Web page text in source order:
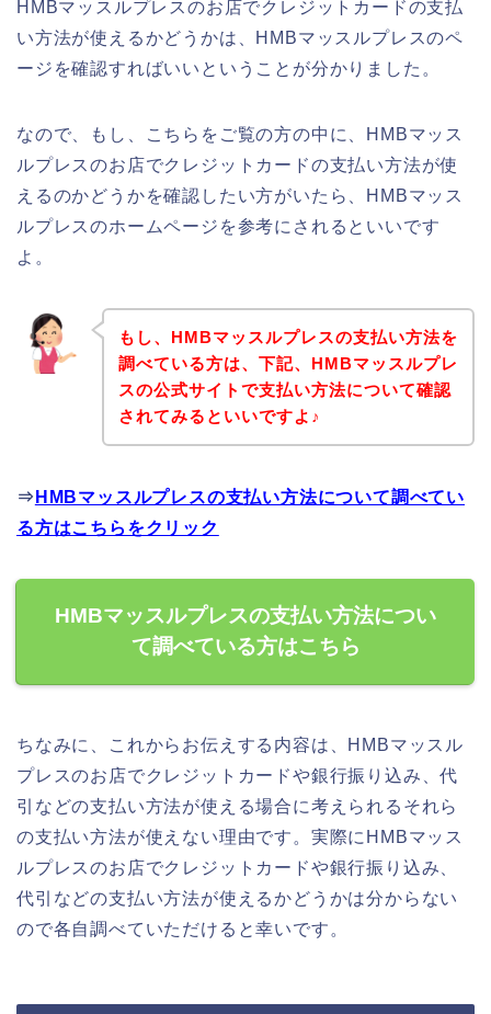
HMBマッスルプレスのお店でクレジットカードの支払
い方法が使えるかどうかは、HMBマッスルプレスのペ
ージを確認すればいいということが分かりました。
なので、もし、こちらをご覧の方の中に、HMBマッス
ルプレスのお店でクレジットカードの支払い方法が使
えるのかどうかを確認したい方がいたら、HMBマッス
ルプレスのホームページを参考にされるといいです
よ。
もし、HMBマッスルプレスの支払い方法を
調べている方は、下記、HMBマッスルプレ
スの公式サイトで支払い方法について確認
されてみるといいですよ♪
⇒ HMBマッスルプレスの支払い方法について調べてい
る方はこちらをクリック
HMBマッスルプレスの支払い方法につい
て調べている方はこちら
ちなみに、これからお伝えする内容は、HMBマッスル
プレスのお店でクレジットカードや銀行振り込み、代
引などの支払い方法が使える場合に考えられるそれら
の支払い方法が使えない理由です。実際にHMBマッス
ルプレスのお店でクレジットカードや銀行振り込み、
代引などの支払い方法が使えるかどうかは分からない
ので各自調べていただけると幸いです。